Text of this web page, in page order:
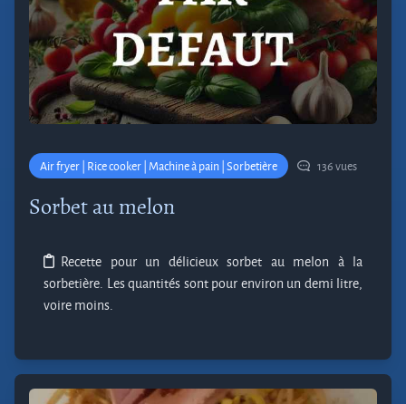
Air fryer | Rice cooker | Machine à pain | Sorbetière 136 vues
Sorbet au melon
Recette pour un délicieux sorbet au melon à la
sorbetière. Les quantités sont pour environ un demi litre,
voire moins.